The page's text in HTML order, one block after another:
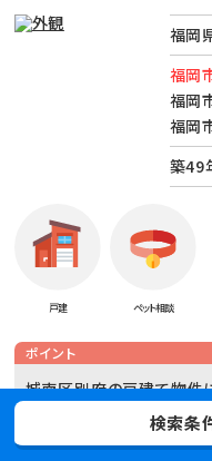
福岡
福岡
福岡
福岡
築49
戸建 ペット相談
ポイント
城南区別府の戸建て物件
この広さはなかなかないで
検索条